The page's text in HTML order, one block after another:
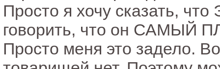
Просто я хочу сказать,
говорить, что он САМЫЙ
Просто меня это задело.